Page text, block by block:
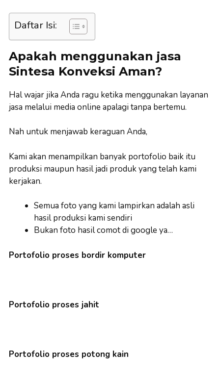
Daftar Isi:
Apakah menggunakan jasa
Sintesa Konveksi Aman?
Hal wajar jika Anda ragu ketika menggunakan layanan
jasa melalui media online apalagi tanpa bertemu.
Nah untuk menjawab keraguan Anda,
Kami akan menampilkan banyak portofolio baik itu
produksi maupun hasil jadi produk yang telah kami
kerjakan.
Semua foto yang kami lampirkan adalah asli
hasil produksi kami sendiri
Bukan foto hasil comot di google ya…
Portofolio proses bordir komputer
Portofolio proses jahit
Portofolio proses potong kain